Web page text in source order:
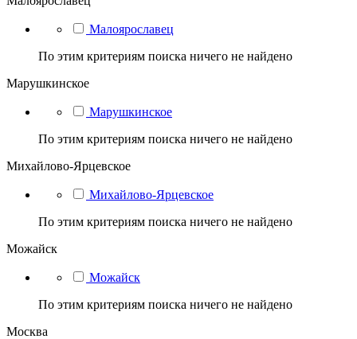
Малоярославец
По этим критериям поиска ничего не найдено
Марушкинское
Марушкинское
По этим критериям поиска ничего не найдено
Михайлово-Ярцевское
Михайлово-Ярцевское
По этим критериям поиска ничего не найдено
Можайск
Можайск
По этим критериям поиска ничего не найдено
Москва